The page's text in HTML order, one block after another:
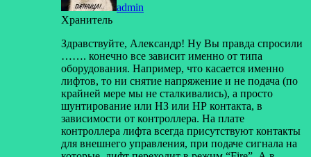
admin
Хранитель
Здравствуйте, Александр! Ну Вы правда спросили
……. конечно все зависит именно от типа
оборудования. Например, что касается именно
лифтов, то ни снятие напряжение и не подача (по
крайней мере мы не сталкивались), а просто
шунтирование или НЗ или НР контакта, в
зависимости от контроллера. На плате
контроллера лифта всегда присутствуют контакты
для внешнего управления, при подаче сигнала на